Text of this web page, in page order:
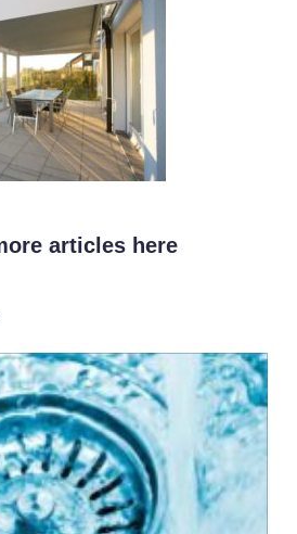
articles here